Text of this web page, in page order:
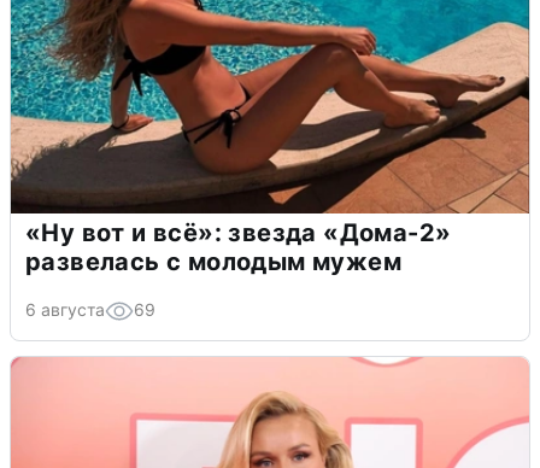
«Ну вот и всё»: звезда «Дома-2»
развелась с молодым мужем
6 августа 69